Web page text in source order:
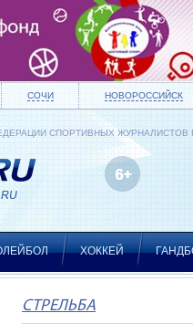
СОЧИ НОВОРОССИЙСК
СПОРТИВНЫХ ЖУРНАЛИСТОВ
ХОККЕЙ
СТРЕЛЬБА